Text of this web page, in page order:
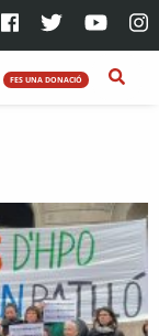
FES UNA DONACIÓ